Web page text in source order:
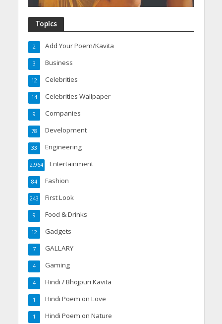
Topics
Add Your Poem/Kavita
2
Business
3
Celebrities
12
Celebrities Wallpaper
14
Companies
9
Development
78
Engineering
33
Entertainment
2,964
Fashion
84
First Look
243
Food & Drinks
9
Gadgets
12
GALLARY
7
Gaming
4
Hindi / Bhojpuri Kavita
4
Hindi Poem on Love
1
Hindi Poem on Nature
1